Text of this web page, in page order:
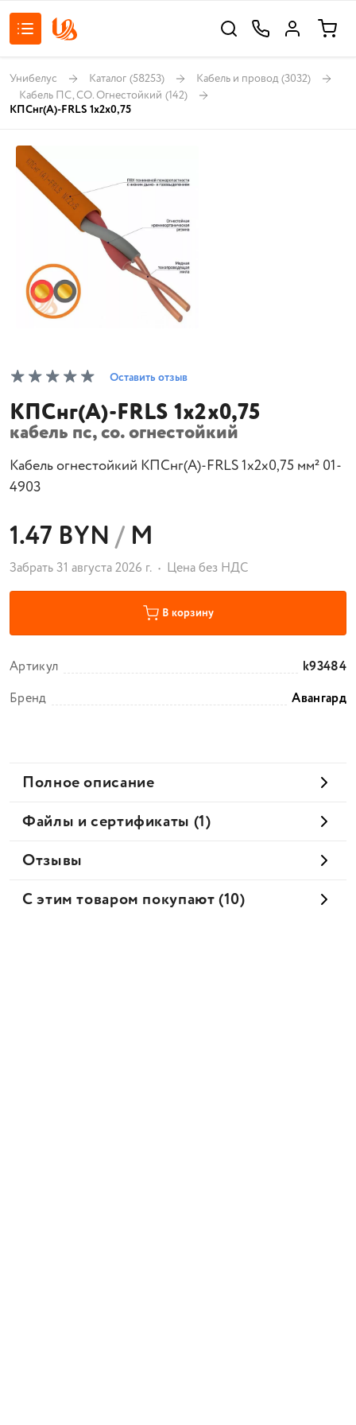
Унибелус Каталог (58253) Кабель и провод (3032)
Кабель ПС, СО. Огнестойкий (142)
КПСнг(А)-FRLS 1x2x0,75
Оставить отзыв
КПСнг(А)-FRLS 1x2x0,75
кабель пс, со. огнестойкий
Кабель огнестойкий КПСнг(А)-FRLS 1x2x0,75 мм² 01-
4903
1.47 BYN/ М
Забрать 31 августа 2026 г. Цена без НДС
В корзину
Артикул
k93484
Бренд
Авангард
Полное описание
Файлы и сертификаты (1)
Отзывы
С этим товаром покупают (10)